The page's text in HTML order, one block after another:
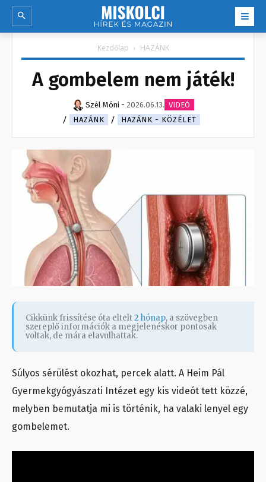
Kezdőlap HAZÁNK
A gombelem nem játék!
Szél Móni - 2026.06.13. VIDEÓ
HAZÁNK
HAZÁNK - KÖZÉLET
Cikkünk frissítése óta eltelt2 hónap, a szövegben
szereplő információk a megjelenéskor pontosak
voltak, de mára elavulhattak.
Súlyos sérülést okozhat, percek alatt. A Heim Pál
Gyermekgyógyászati Intézet egy kis videót tett közzé,
melyben bemutatja mi is történik, ha valaki lenyel egy
gombelemet.